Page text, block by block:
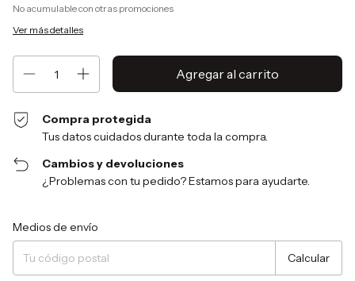
No acumulable con otras promociones
Ver más detalles
Compra protegida
Tus datos cuidados durante toda la compra.
Cambios y devoluciones
¿Problemas con tu pedido? Estamos para ayudarte.
Entregas para el CP:
Medios de envío
Calcular